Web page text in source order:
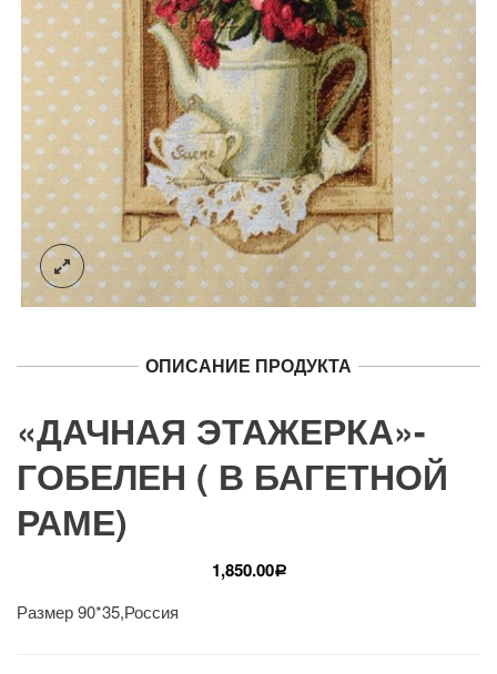
ОПИСАНИЕ ПРОДУКТА
«ДАЧНАЯ ЭТАЖЕРКА»-
ГОБЕЛЕН ( В БАГЕТНОЙ
РАМЕ)
1,850.00Р
Размер 90*35,Россия